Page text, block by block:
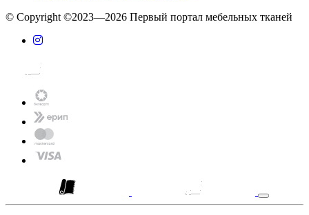
© Copyright ©2023—2026 Первый портал мебельных тканей